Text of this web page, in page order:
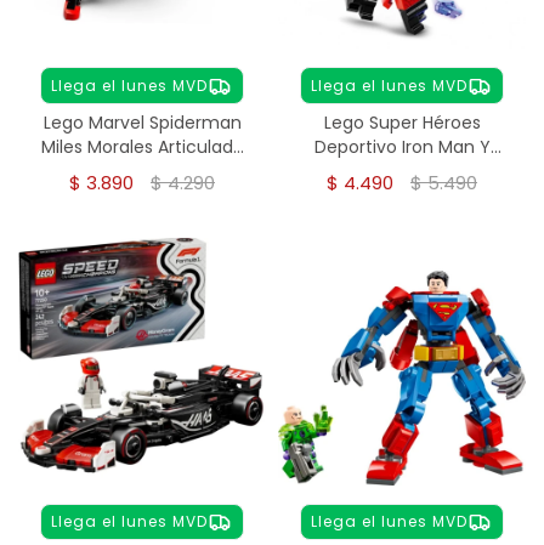
Llega el lunes MVD
Lego Marvel Spiderman
Miles Morales Articulado
76225 Cantidad de piezas
238
$ 3.890 $4.290
Llega el lunes MVD
Lego Super Héroes
Deportivo Iron Man Y
Black Panther Vs Hulk
$ 4.490 $5.490
Llega el lunes MVD Llega el lunes MVD